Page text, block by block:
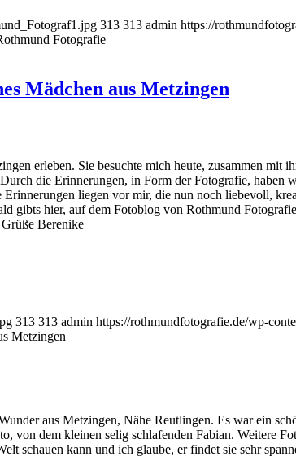
313 313 admin https://
Fotografie
Mädchen aus Metzingen
erleben. Sie besuchte mich heute, zusammen
die Erinnerungen, in Form der Fotografie,
liegen vor mir, die nun noch liebevoll,
gibts hier, auf dem Fotoblog von Rothmund
Berenike
313 313 admin https://rothmundfotografie.de/wp-
Metzingen
aus Metzingen, Nähe Reutlingen. Es war ein
von dem kleinen selig schlafenden Fabian. Weitere
schauen kann und ich glaube, er findet sie sehr